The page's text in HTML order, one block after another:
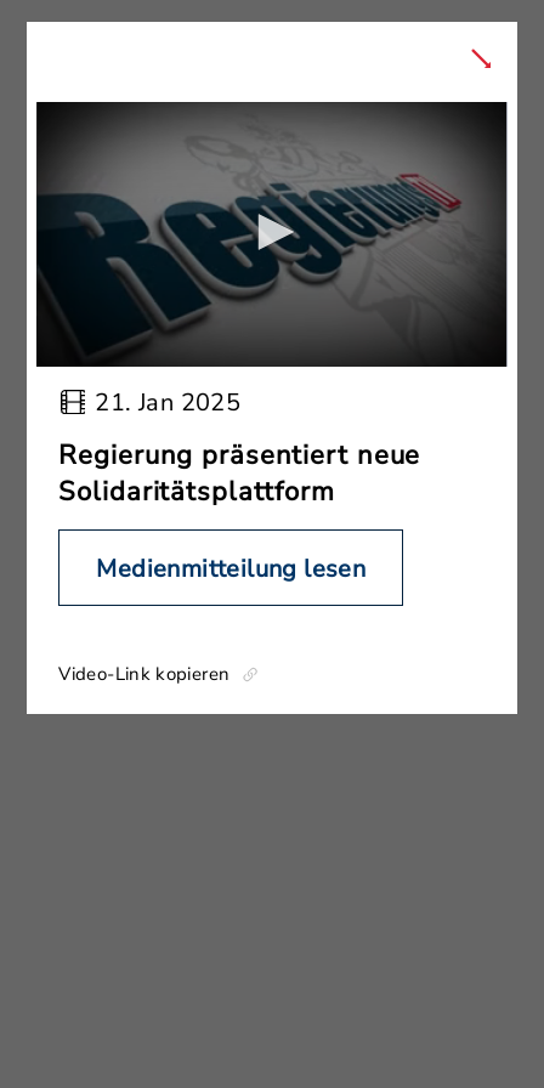
21. Jan 2025
Regierung präsentiert neue
Solidaritätsplattform
Medienmitteilung lesen
Video-Link kopieren